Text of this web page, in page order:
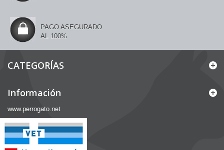
PAGO ASEGURADO
AL 100%
CATEGORÍAS
Información
www.perrogato.net